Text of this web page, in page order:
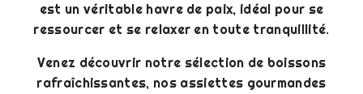
est un véritable havre de paix, idéal pour se
ressourcer et se relaxer en toute tranquillité.
Venez découvrir notre sélection de boissons
rafraîchissantes, nos assiettes gourmandes